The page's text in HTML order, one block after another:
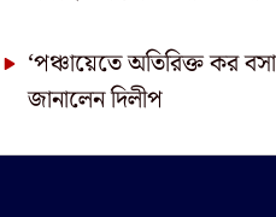
‘পঞ্চায়েতে অতিরিক্ত কর
জানালেন দিলীপ